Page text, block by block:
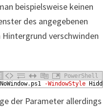
beispielsweise keinen
des angegebenen
verschwinden
PowerShell
NoWindow. ps1 -WindowStyle
der Parameter allerdings